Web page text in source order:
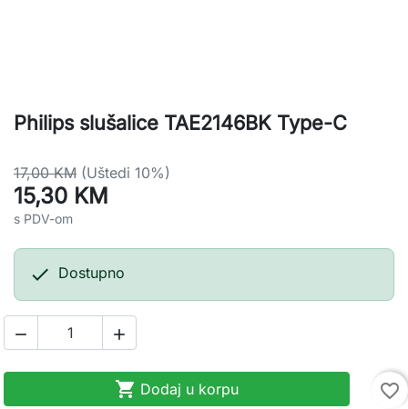
Philips slušalice TAE2146BK Type-C
17,00 KM (Uštedi 10%)
15,30 KM
s PDV-om
 Dostupno
 
 Dodaj u korpu
favorite_border